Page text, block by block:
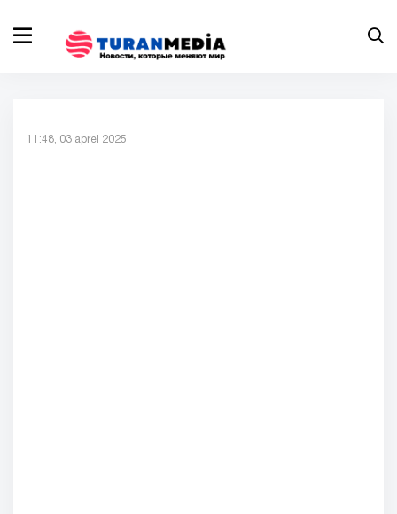
11:48, 03 aprel 2025